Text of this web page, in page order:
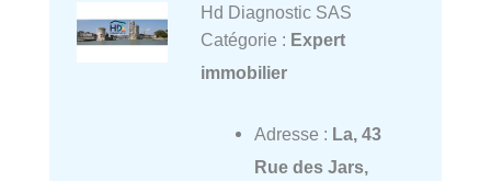
Hd Diagnostic SAS
Catégorie : Expert
immobilier
Adresse : La, 43
Rue des Jars,